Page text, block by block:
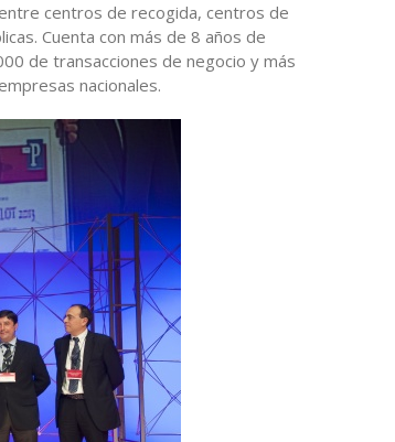
centros de recogida, centros de
Cuenta con más de 8 años de
de transacciones de negocio y más
nacionales.